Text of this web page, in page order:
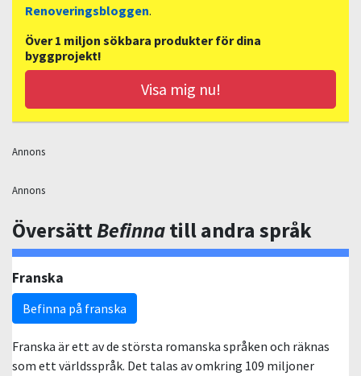
Renoveringsbloggen.
Över 1 miljon sökbara produkter för dina
byggprojekt!
Visa mig nu!
Annons
Annons
ÖversättBefinnatill andra språk
Franska
Befinna på franska
Franska är ett av de största romanska språken och räknas
som ett världsspråk. Det talas av omkring 109 miljoner